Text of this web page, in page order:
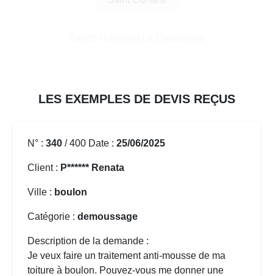
LES EXEMPLES DE DEVIS REÇUS
N° : 340 / 400 Date : 25/06/2025
Client : P****** Renata
Ville : boulon
Catégorie : demoussage
Description de la demande :
Je veux faire un traitement anti-mousse de ma
toiture à boulon. Pouvez-vous me donner une